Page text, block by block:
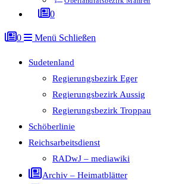
0
0 Menü Schließen
Sudetenland
Regierungsbezirk Eger
Regierungsbezirk Aussig
Regierungsbezirk Troppau
Schöberlinie
Reichsarbeitsdienst
RADwJ – mediawiki
Archiv – Heimatblätter